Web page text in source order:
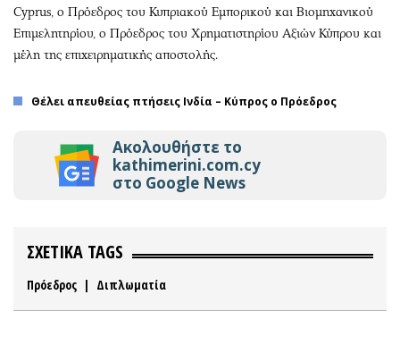
Cyprus, ο Πρόεδρος του Κυπριακού Εμπορικού και Βιομηχανικού
Επιμελητηρίου, ο Πρόεδρος του Χρηματιστηρίου Αξιών Κύπρου και
μέλη της επιχειρηματικής αποστολής.
Θέλει απευθείας πτήσεις Ινδία – Κύπρος ο Πρόεδρος
Ακολουθήστε το
kathimerini.com.cy
στο Google News
ΣΧΕΤΙΚΑ TAGS
Πρόεδρος | Διπλωματία